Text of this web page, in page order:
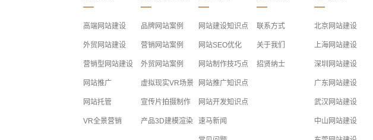
高端网站建设
外贸网站建设
营销型网站建设
网站推广
网站托管
VR全景营销
品牌网站案例
营销网站案例
外贸网站案例
虚拟现实VR场景
宣传片拍摄制作
产品3D建模渲染
网站建设知识点
网站SEO优化
网站制作技巧点
网站推广知识点
网站开发知识点
速马新闻
联系方式
关于我们
招贤纳士
北京网站建设
上海网站建设
深圳网站建设
广东网站建设
武汉网站建设
中山网站建设